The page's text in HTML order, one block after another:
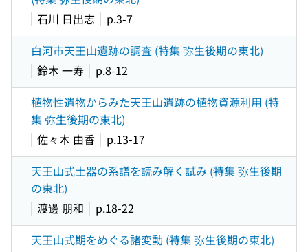
石川 日出志
p.3-7
白河市天王山遺跡の調査 (特集 弥生後期の東北)
鈴木 一寿
p.8-12
植物性遺物からみた天王山遺跡の植物資源利用 (特
集 弥生後期の東北)
佐々木 由香
p.13-17
天王山式土器の系譜を読み解く試み (特集 弥生後期
の東北)
渡邊 朋和
p.18-22
天王山式期をめぐる諸変動 (特集 弥生後期の東北)